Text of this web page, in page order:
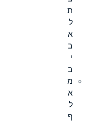
ת
ל
א
ב
י
ב
מ
א
ל
ף